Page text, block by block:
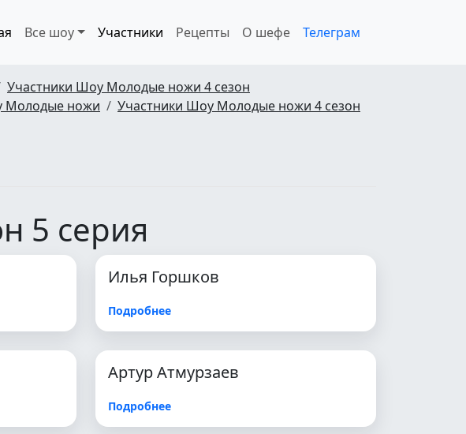
Все шоу Участники Рецепты О шефе Телеграм
Участники Шоу Молодые ножи 4 сезон
Молодые ножи
Участники Шоу Молодые ножи 4 сезон
5 серия
Илья Горшков
Подробнее
Артур Атмурзаев
Подробнее